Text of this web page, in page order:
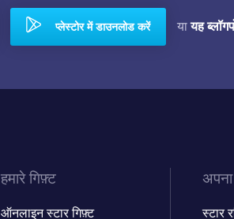
प्लेस्टोर में डाउनलोड करें यायह
हमारे गिफ़्ट
ऑनलाइन स्टार गिफ़्ट स्टार